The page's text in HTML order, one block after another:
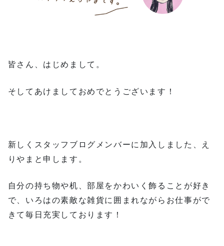
皆さん、はじめまして。
そしてあけましておめでとうございます！
新しくスタッフブログメンバーに加入しました、え
りやまと申します。
自分の持ち物や机、部屋をかわいく飾ることが好き
で、いろはの素敵な雑貨に囲まれながらお仕事がで
きて毎日充実しております！